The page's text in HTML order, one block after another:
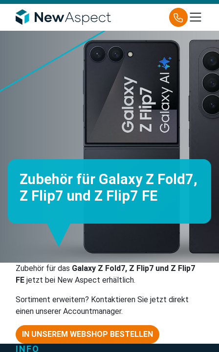
Zubehör für Galaxy Z Fold7,
Z Flip7 und Z Flip7 FE
Zubehör für das Galaxy Z Fold7, Z Flip7 und Z Flip7
FE jetzt bei New Aspect erhältlich.
Sortiment erweitern? Kontaktieren Sie jetzt direkt
einen unserer Accountmanager.
IN UNSEREM WEBSHOP BESTELLEN
INFO